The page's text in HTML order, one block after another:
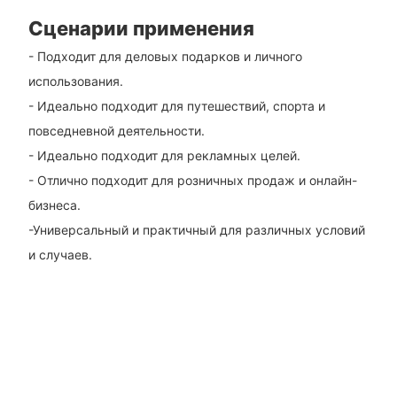
Сценарии применения
- Подходит для деловых подарков и личного
использования.
- Идеально подходит для путешествий, спорта и
повседневной деятельности.
- Идеально подходит для рекламных целей.
- Отлично подходит для розничных продаж и онлайн-
бизнеса.
-Универсальный и практичный для различных условий
и случаев.